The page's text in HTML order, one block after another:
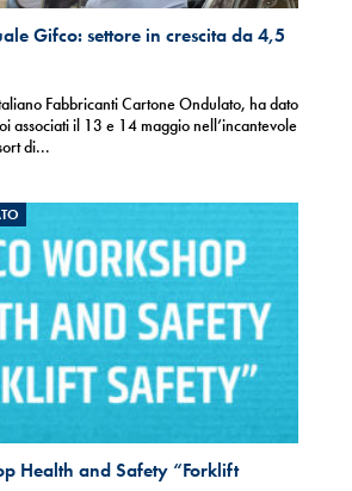
Gifco: settore in crescita da 4,5
Fabbricanti Cartone Ondulato, ha dato
associati il 13 e 14 maggio nell’incantevole
di...
Health and Safety “Forklift